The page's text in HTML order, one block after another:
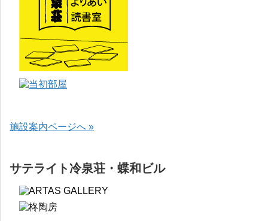
施設案内ページへ »
サテライト冷泉荘・蝶和ビル